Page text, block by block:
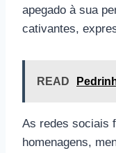
apegado à sua
cativantes,
READ
As redes sociais
homenagens,